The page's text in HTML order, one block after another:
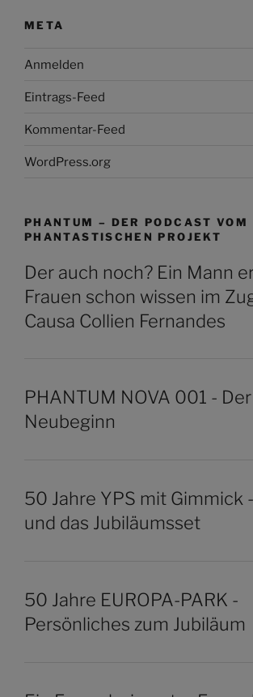
META
Anmelden
Eintrags-Feed
Kommentar-Feed
WordPress.org
PHANTUM – DER PODCAST VOM
PHANTASTISCHEN PROJEKT
Der auch noch? Ein Mann
Frauen schon wissen im
Causa Collien Fernandes
PHANTUM NOVA 001 - Der
Neubeginn
50 Jahre YPS mit Gimmick
und das Jubiläumsset
50 Jahre EUROPA-PARK -
Persönliches zum Jubiläum